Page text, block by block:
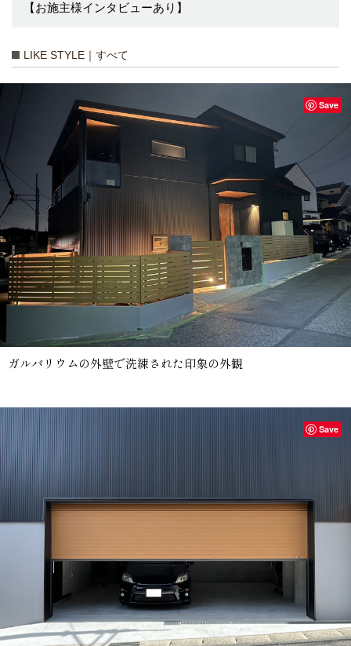
【お施主様インタビューあり】
LIKE STYLE｜すべて
ガルバリウムの外壁で洗練された印象の外観
Save
Save